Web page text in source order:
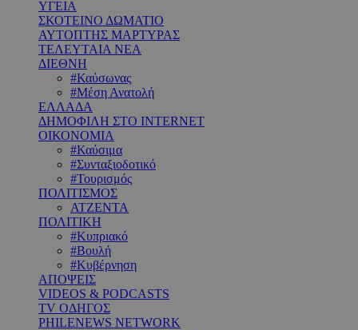
ΥΓΕΙΑ
ΣΚΟΤΕΙΝΟ ΔΩΜΑΤΙΟ
ΑΥΤΟΠΤΗΣ ΜΑΡΤΥΡΑΣ
ΤΕΛΕΥΤΑΙΑ ΝΕΑ
ΔΙΕΘΝΗ
#Καύσωνας
#Μέση Ανατολή
ΕΛΛΑΔΑ
ΔΗΜΟΦΙΛΗ ΣΤΟ INTERNET
ΟΙΚΟΝΟΜΙΑ
#Καύσιμα
#Συνταξιοδοτικό
#Τουρισμός
ΠΟΛΙΤΙΣΜΟΣ
ΑΤΖΕΝΤΑ
ΠΟΛΙΤΙΚΗ
#Κυπριακό
#Βουλή
#Κυβέρνηση
ΑΠΟΨΕΙΣ
VIDEOS & PODCASTS
TV ΟΔΗΓΟΣ
PHILENEWS NETWORK